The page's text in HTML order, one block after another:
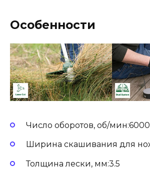
Особенности
Число оборотов, об/
Ширина скашивания для
Толщина лески, мм:3.5